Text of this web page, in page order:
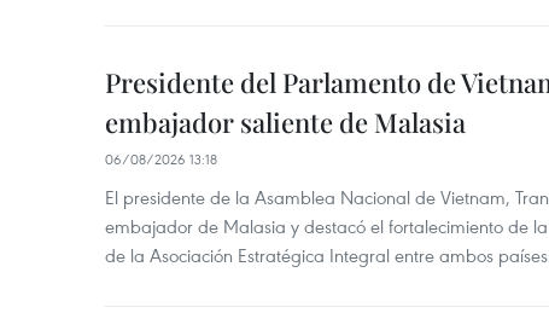
Presidente del Parlamento de
embajador saliente de Malasia
06/08/2026 13:18
El presidente de la Asamblea Nacional de Vietnam,
embajador de Malasia y destacó el fortalecimiento de
de la Asociación Estratégica Integral entre ambos